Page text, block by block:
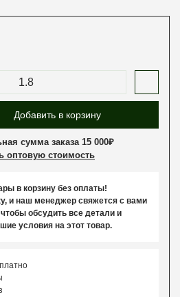
Добавить в корзину
сумма заказа 15 000₽
оптовую стоимость
в корзину без оплаты!
и наш менеджер свяжется с вами
обсудить все детали и
условия на этот товар.